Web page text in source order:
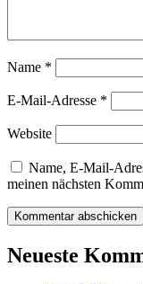
Name *
E-Mail-Adresse *
Website
Name, E-Mail-
meinen nächsten
Neueste